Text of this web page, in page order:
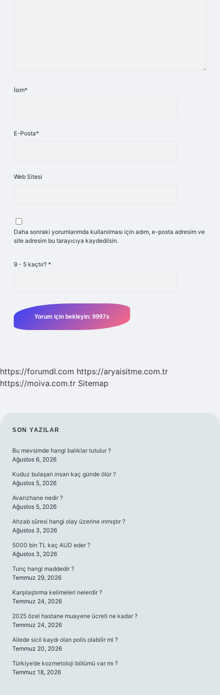
İsim*
E-Posta*
Web Sitesi
Daha sonraki yorumlarımda kullanılması için adım, e-posta adresim ve
site adresim bu tarayıcıya kaydedilsin.
9 - 5 kaçtır? *
https://forumdl.com https://aryaisitme.com.tr
https://moiva.com.tr Sitemap
SIDEBAR
SON YAZILAR
Bu mevsimde hangi balıklar tutulur ?
Ağustos 6, 2026
Kuduz bulaşan insan kaç günde ölür ?
Ağustos 5, 2026
Avarızhane nedir ?
Ağustos 5, 2026
Ahzab sûresi hangi olay üzerine ınmıştır ?
Ağustos 3, 2026
5000 bin TL kaç AUD eder ?
Ağustos 3, 2026
Tunç hangi maddedir ?
Temmuz 29, 2026
Karşılaştırma kelimeleri nelerdir ?
Temmuz 24, 2026
2025 özel hastane muayene ücreti ne kadar ?
Temmuz 24, 2026
Ailede sicil kaydı olan polis olabilir mi ?
Temmuz 20, 2026
Türkiye’de kozmetoloji bölümü var mı ?
Temmuz 18, 2026